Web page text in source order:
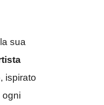
sua
, ispirato
ogni